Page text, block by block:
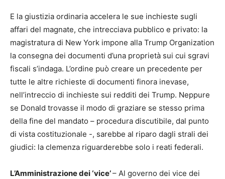
E la giustizia ordinaria accelera le sue inchieste sugli
affari del magnate, che intrecciava pubblico e privato: la
magistratura di New York impone alla Trump Organization
la consegna dei documenti d’una proprietà sui cui sgravi
fiscali s’indaga. L’ordine può creare un precedente per
tutte le altre richieste di documenti finora inevase,
nell’intreccio di inchieste sui redditi dei Trump. Neppure
se Donald trovasse il modo di graziare se stesso prima
della fine del mandato – procedura discutibile, dal punto
di vista costituzionale -, sarebbe al riparo dagli strali dei
giudici: la clemenza riguarderebbe solo i reati federali.
L’Amministrazione dei ‘vice’– Al governo dei vice dei